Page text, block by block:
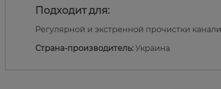
Подходит для:
Регулярной и экстренной прочистки
Страна-производитель: Украина